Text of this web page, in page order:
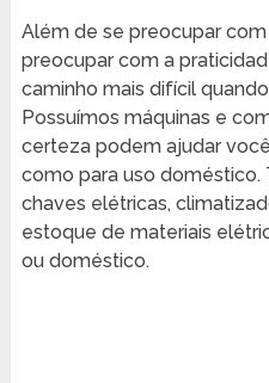
Além de se preocupar
preocupar com a
caminho mais difícil
Possuímos máquinas e
certeza podem ajudar
como para uso doméstico.
chaves elétricas,
estoque de materiais
ou doméstico.